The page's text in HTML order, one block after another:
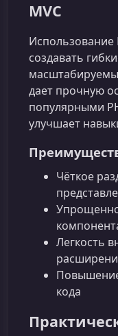
MVC
Использование
создавать
дает прочную
популярными
улучшает
Чёткое
Легкость
кода